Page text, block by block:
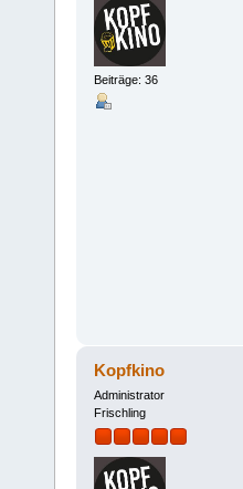
Beiträge: 36
Kopfkino
Administrator
Frischling